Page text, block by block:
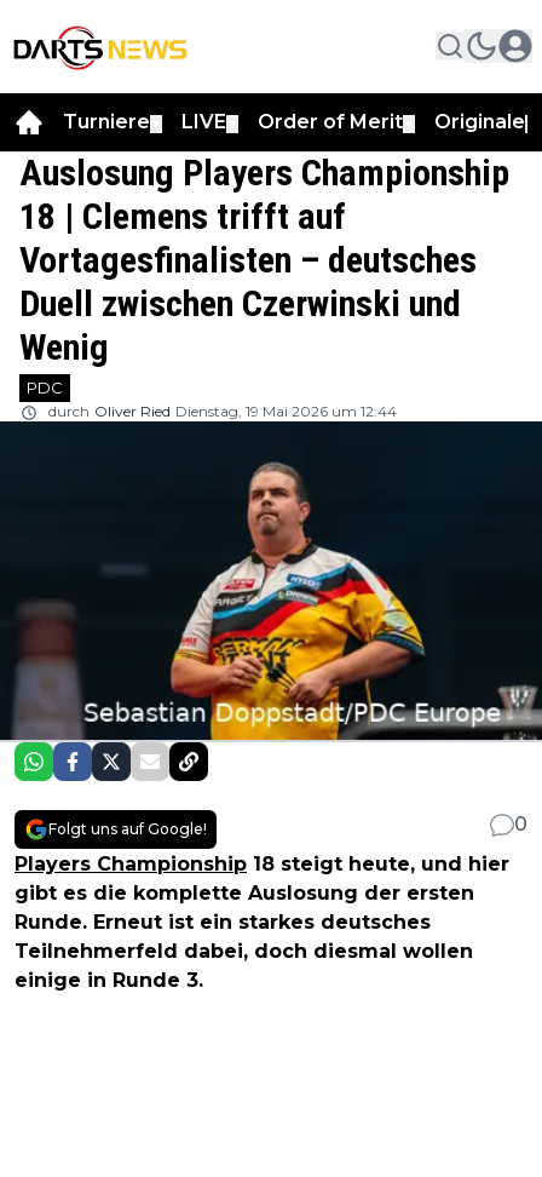
Turniere LIVE Order of Merit Originale
Auslosung Players Championship
18 | Clemens trifft auf
Vortagesfinalisten – deutsches
Duell zwischen Czerwinski und
Wenig
PDC
durch Oliver Ried Dienstag, 19 Mai 2026 um 12:44
Folgt uns auf Google!
0
Players Championship 18 steigt heute, und hier
gibt es die komplette Auslosung der ersten
Runde. Erneut ist ein starkes deutsches
Teilnehmerfeld dabei, doch diesmal wollen
einige in Runde 3.